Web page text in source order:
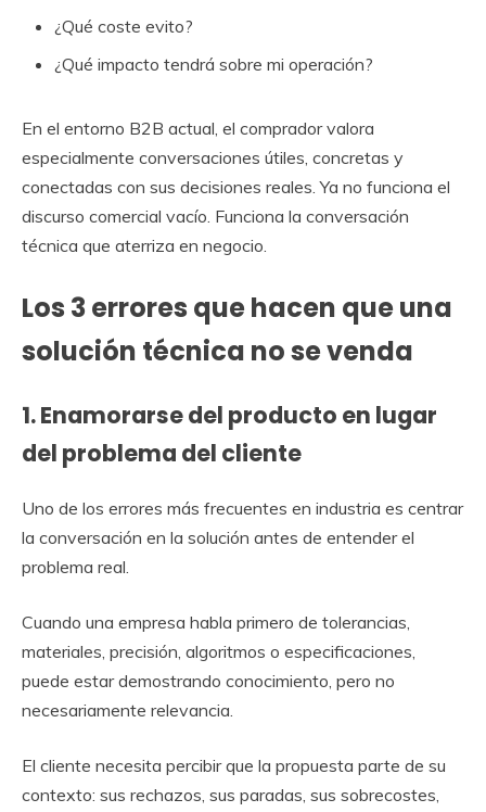
¿Qué coste evito?
¿Qué impacto tendrá sobre mi operación?
En el entorno B2B actual, el comprador valora
especialmente conversaciones útiles, concretas y
conectadas con sus decisiones reales. Ya no funciona el
discurso comercial vacío. Funciona la conversación
técnica que aterriza en negocio.
Los 3 errores que hacen que una
solución técnica no se venda
1. Enamorarse del producto en lugar
del problema del cliente
Uno de los errores más frecuentes en industria es centrar
la conversación en la solución antes de entender el
problema real.
Cuando una empresa habla primero de tolerancias,
materiales, precisión, algoritmos o especificaciones,
puede estar demostrando conocimiento, pero no
necesariamente relevancia.
El cliente necesita percibir que la propuesta parte de su
contexto: sus rechazos, sus paradas, sus sobrecostes,